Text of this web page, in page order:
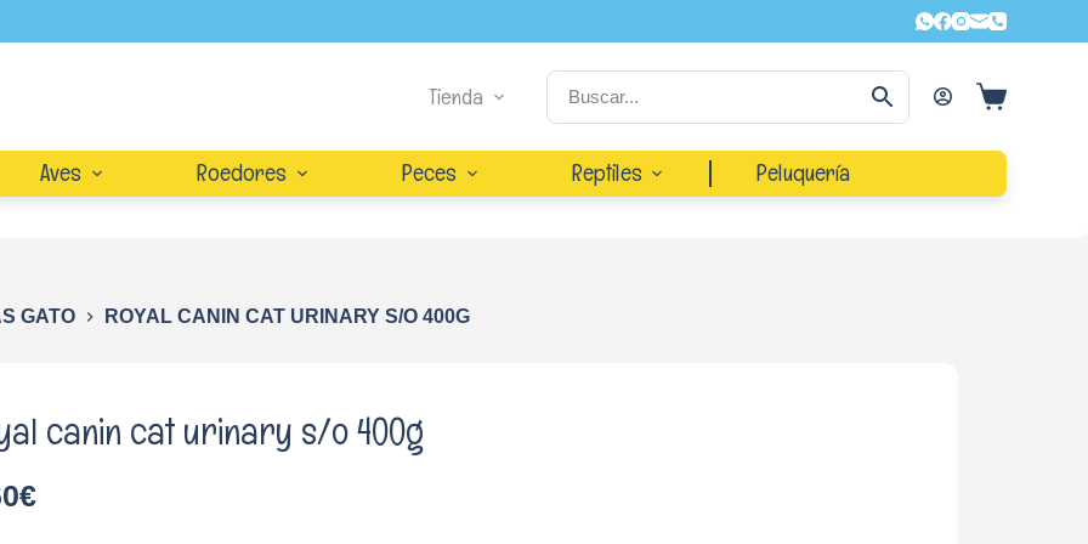
Tienda
Aves Roedores Peces Reptiles Peluquería
GATO ROYAL CANIN CAT URINARY S/O 400G
canin cat urinary s/o 400g
€